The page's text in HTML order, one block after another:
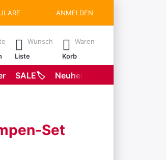
ANMELDEN
Drücken Sie die Eingabetaste, um
Wunsch
Liste
Waren
Korb
SALE🏷️ Neuheiten
Set